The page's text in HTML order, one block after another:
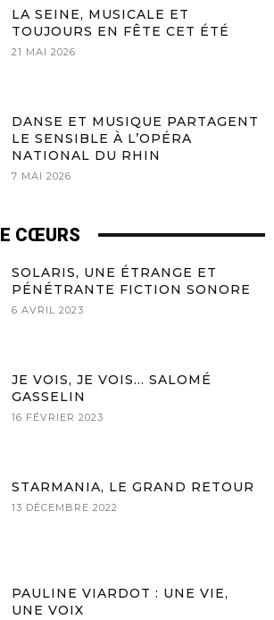
LA SEINE, MUSICALE ET
TOUJOURS EN FÊTE CET ÉTÉ
21 MAI 2026
DANSE ET MUSIQUE PARTAGENT
LE SENSIBLE À L’OPÉRA
NATIONAL DU RHIN
7 MAI 2026
CŒURS
SOLARIS, UNE ÉTRANGE ET
PÉNÉTRANTE FICTION SONORE
6 AVRIL 2023
JE VOIS, JE VOIS… SALOMÉ
GASSELIN
16 FÉVRIER 2023
STARMANIA, LE GRAND RETOUR
13 DÉCEMBRE 2022
PAULINE VIARDOT : UNE VIE,
UNE VOIX